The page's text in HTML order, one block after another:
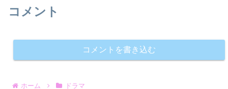
コメント
コメントを書き込む
ホーム ドラマ